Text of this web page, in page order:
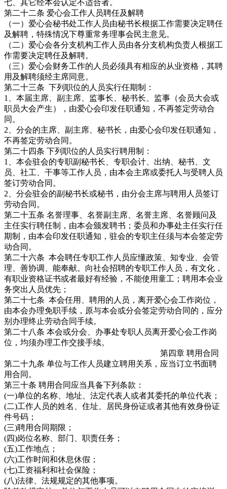
七、其它经本会认定不适合者。
第二十二条 爱心会工作人员聘任及解聘
（一）爱心会秘书处工作人员由秘书长根据工作需要决定聘任
及解聘，特殊情况下尊重常务理事会民主意见。
（二）爱心会各分支机构工作人员由各分支机构负责人根据工
作需要决定聘任及解聘。
（三）爱心会财务工作的人员必须具有相应的从业资格，其聘
用及解聘须经主席同意。
第二十三条 下列职位的人员实行任期制：
1、本届主席、副主席、监事长、秘书长、监事（会员大会或
职员大会产生），由爱心会印发任职通知，不再签定劳动合
同。
2、分会的主席、副主席、秘书长，由爱心会印发任职通知，
不再签定劳动合同。
第二十四条 下列职位的人员实行聘用制：
1、本会驻会的专职副秘书长、专职会计、出纳、秘书、文
员、社工、干事等工作人员，由本会主席或委托人与受聘人员
签订劳动合同。
2、分会驻会的副秘书长或秘书，由分会主席与聘用人员签订
劳动合同。
第二十五条 名誉理事、名誉副主席、名誉主席、名誉顾问及
主任实行聘任制，由本会颁发聘书；委员和办事处主任实行任
期制，由本会印发任职通知，驻会的专职主任须与本会签定劳
动合同。
第二十六条 本会聘任专职工作人员应懂政策、知专业、会管
理、善协调、能奉献。向社会招聘的专职工作人员，有文化，
有职业资格证书或者最好有经验，不能使用童工；聘用本会业
务突出人员优先；
第二十七条 本会任用、聘用的人员，离开爱心会工作岗位，
由本会办理免职手续，原与本会或分会签定劳动合同的，应分
别办理终止劳动合同手续。
第二十八条 本会或分会、办事处专职人员离开爱心会工作岗
位，均须办理工作交接手续。
第四章 聘用合同
第二十九条 单位与工作人员建立聘用关系，应当订立书面聘
用合同。
第三十条 聘用合同应当具备下列条款：
(一)单位的名称、地址、法定代表人或者其委托的单位代表；
(二)工作人员的姓名、住址、居民身份证或者其他有效身份证
件号码；
(三)聘用合同期限；
(四)岗位名称、部门、职责任务；
(五)工作地点；
(六)工作时间和休息休假；
(七)工资福利和社会保险；
(八)法律、法规规定的其他事项。